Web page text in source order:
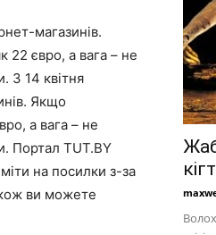
магазинів.
22 євро, а вага – не
З 14 квітня
Якщо
а вага – не
Портал ТUT.BY
на посилки з-за
ви можете